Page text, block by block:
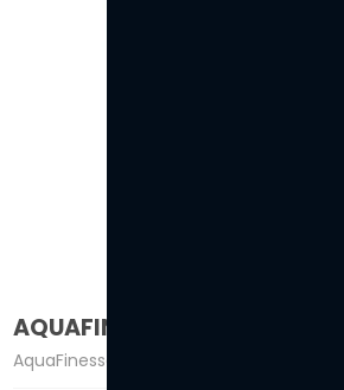
AQUAFINESSE® SWIM SPA BOX
AquaFinesse